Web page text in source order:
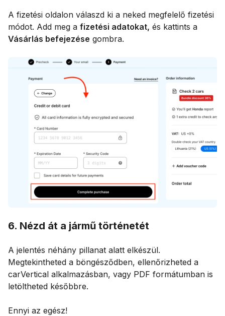
A fizetési oldalon válaszd ki a neked megfelelő fizetési
módot. Add meg a fizetési adatokat, és kattints a
Vásárlás befejezése gombra.
6. Nézd át a jármű történetét
A jelentés néhány pillanat alatt elkészül.
Megtekintheted a böngésződben, ellenőrizheted a
carVertical alkalmazásban, vagy PDF formátumban is
letöltheted későbbre.
Ennyi az egész!